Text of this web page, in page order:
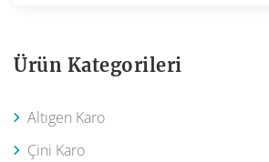
Ürün Kategorileri
Altıgen Karo
Çini Karo